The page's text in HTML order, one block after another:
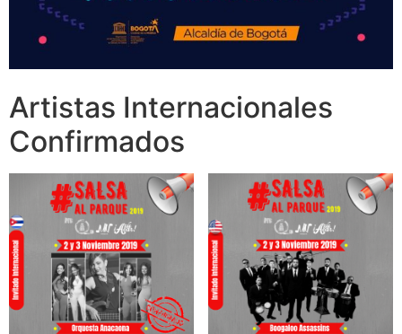
Artistas Internacionales
Confirmados